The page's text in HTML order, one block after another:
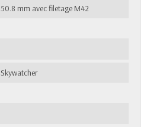
50.8 mm avec filetage M42
Skywatcher